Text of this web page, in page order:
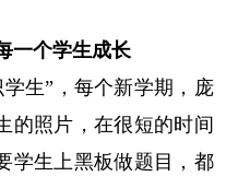
一个学生成长
生”，每个新学期，庞
的照片，在很短的时间
学生上黑板做题目，都